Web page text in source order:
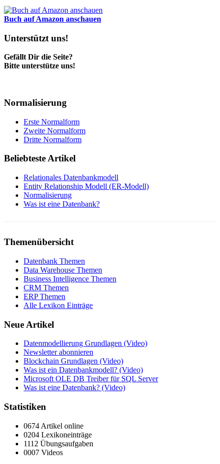
Buch auf Amazon anschauen
Unterstützt uns!
Gefällt Dir die Seite?
Bitte unterstütze uns!
Normalisierung
Erste Normalform
Zweite Normalform
Dritte Normalform
Beliebteste Artikel
Relationales Datenbankmodell
Entity Relationship Modell (ER-Modell)
Normalisierung
Was ist eine Datenbank?
Themenübersicht
Datenbank Themen
Data Warehouse Themen
Business Intelligence Themen
CRM Themen
ERP Themen
Alle Lexikon Einträge
Neue Artikel
Datenmodellierung Grundlagen (Video)
Newsletter abonnieren
Blockchain Grundlagen (Video)
Was ist ein Datenbankmodell? (Video)
Microsoft OLE DB Treiber für SQL Server
Was ist eine Datenbank? (Video)
Statistiken
0674 Artikel online
0204 Lexikoneinträge
1112 Übungsaufgaben
0007 Videos